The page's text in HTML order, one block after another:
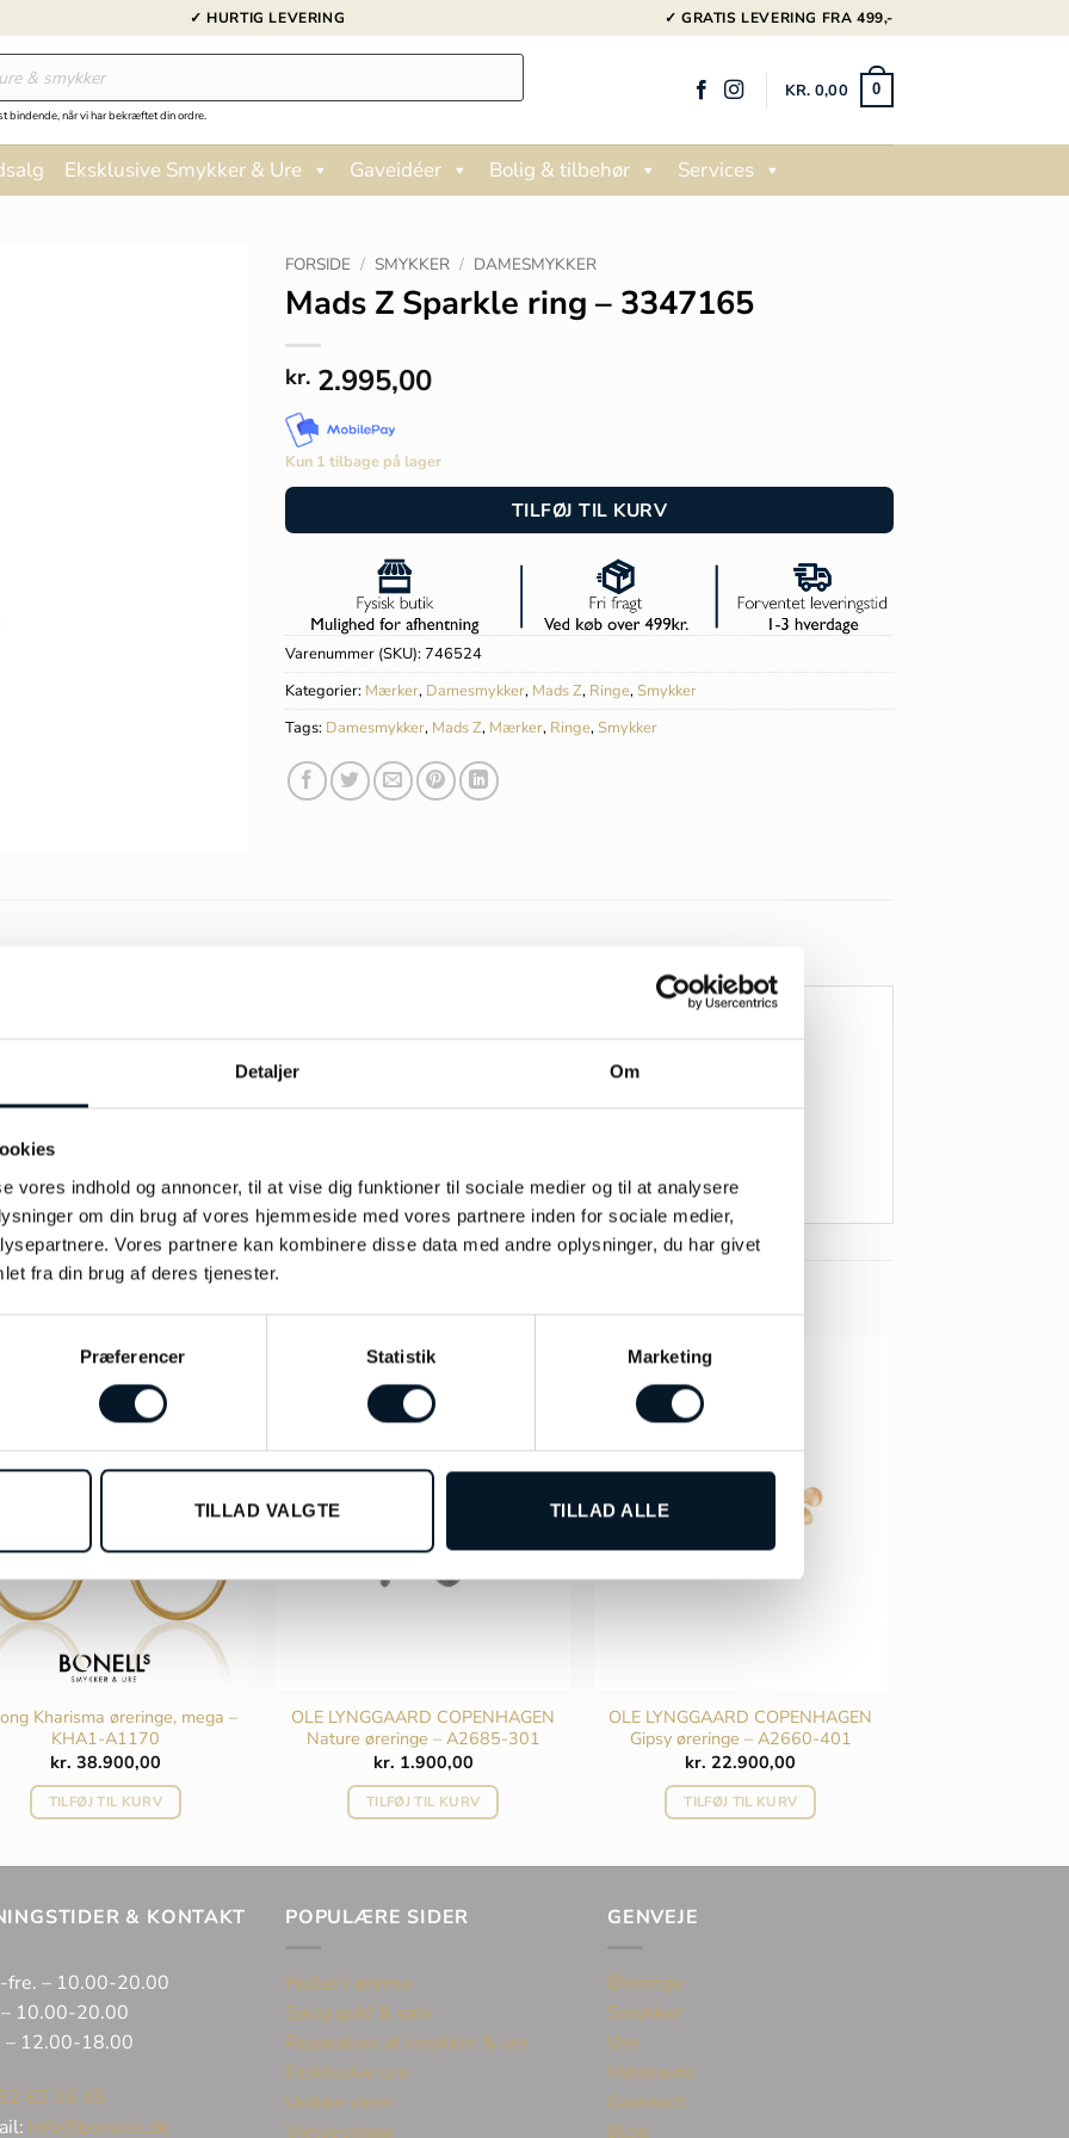
Detaljer Om
vores indhold og annoncer, til at vise dig funktioner til sociale medier og til at analysere
om din brug af vores hjemmeside med vores partnere inden for sociale medier,
Vores partnere kan kombinere disse data med andre oplysninger, du har givet
fra din brug af deres tjenester.
Præferencer Statistik Marketing
TILLAD VALGTE TILLAD ALLE
✓ HURTIG LEVERING ✓ GRATIS LEVERING FRA 499,-
bindende, når vi har bekræftet din ordre.
KR. 0,00 0
Eksklusive Smykker & Ure Gaveidéer Bolig & tilbehør Services
FORSIDE / SMYKKER / DAMESMYKKER
Mads Z Sparkle ring – 3347165
kr. 2.995,00
Kun 1 tilbage på lager
TILFØJ TIL KURV
Varenummer (SKU):746524
Kategorier: Mærker, Damesmykker, Mads Z, Ringe, Smykker
Tags: Damesmykker, Mads Z, Mærker, Ringe, Smykker
Kharisma øreringe, mega –
KHA1-A1170
kr. 38.900,00
TILFØJ TIL KURV
OLE LYNGGAARD COPENHAGEN
Nature øreringe – A2685-301
kr. 1.900,00
TILFØJ TIL KURV
OLE LYNGGAARD COPENHAGEN
Gipsy øreringe – A2660-401
kr. 22.900,00
TILFØJ TIL KURV
& KONTAKT
fre. – 10.00-20.00
10.00-20.00
– 12.00-18.00
62 06 45
info@bonells.dk
POPULÆRE SIDER
Huller i ørerne
Sælg guld & sølv
Reparation af smykker & ure
Eksklusive ure
Unikke varer
Vielsesringe
GENVEJE
Øreringe
Smykker
Ure
Halskæde
Gavekort
Blog